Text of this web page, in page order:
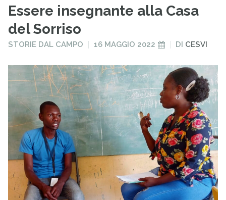
Essere insegnante alla Casa
del Sorriso
PUBBLICATO
STORIE DAL CAMPO
PUBBLICATO
16 MAGGIO 2022 DI CESVI